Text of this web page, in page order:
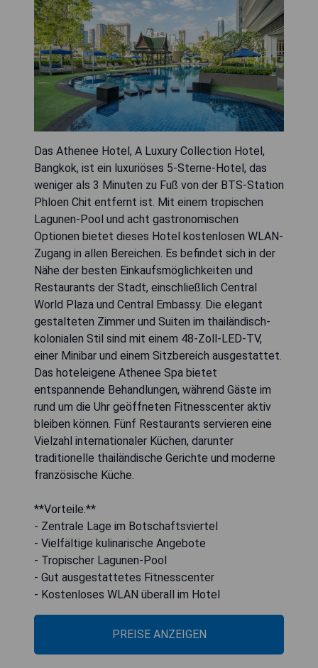
Das Athenee Hotel, A Luxury Collection Hotel,
Bangkok, ist ein luxuriöses 5-Sterne-Hotel, das
weniger als 3 Minuten zu Fuß von der BTS-Station
Phloen Chit entfernt ist. Mit einem tropischen
Lagunen-Pool und acht gastronomischen
Optionen bietet dieses Hotel kostenlosen WLAN-
Zugang in allen Bereichen. Es befindet sich in der
Nähe der besten Einkaufsmöglichkeiten und
Restaurants der Stadt, einschließlich Central
World Plaza und Central Embassy. Die elegant
gestalteten Zimmer und Suiten im thailändisch-
kolonialen Stil sind mit einem 48-Zoll-LED-TV,
einer Minibar und einem Sitzbereich ausgestattet.
Das hoteleigene Athenee Spa bietet
entspannende Behandlungen, während Gäste im
rund um die Uhr geöffneten Fitnesscenter aktiv
bleiben können. Fünf Restaurants servieren eine
Vielzahl internationaler Küchen, darunter
traditionelle thailändische Gerichte und moderne
französische Küche.
**Vorteile:**
- Zentrale Lage im Botschaftsviertel
- Vielfältige kulinarische Angebote
- Tropischer Lagunen-Pool
- Gut ausgestattetes Fitnesscenter
- Kostenloses WLAN überall im Hotel
PREISE ANZEIGEN